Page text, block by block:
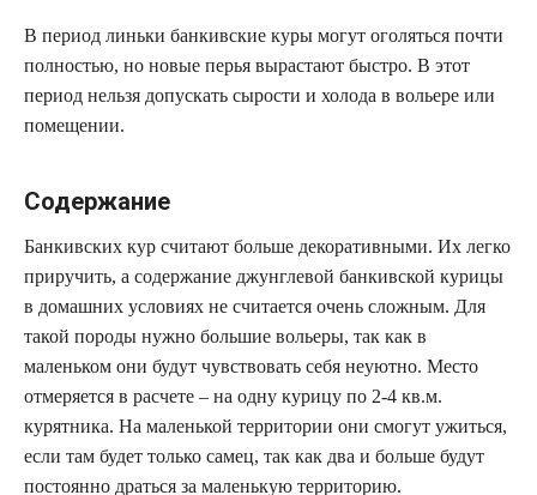
В период линьки банкивские куры могут оголяться почти
полностью, но новые перья вырастают быстро. В этот
период нельзя допускать сырости и холода в вольере или
помещении.
Содержание
Банкивских кур считают больше декоративными. Их легко
приручить, а содержание джунглевой банкивской курицы
в домашних условиях не считается очень сложным. Для
такой породы нужно большие вольеры, так как в
маленьком они будут чувствовать себя неуютно. Место
отмеряется в расчете – на одну курицу по 2-4 кв.м.
курятника. На маленькой территории они смогут ужиться,
если там будет только самец, так как два и больше будут
постоянно драться за маленькую территорию.